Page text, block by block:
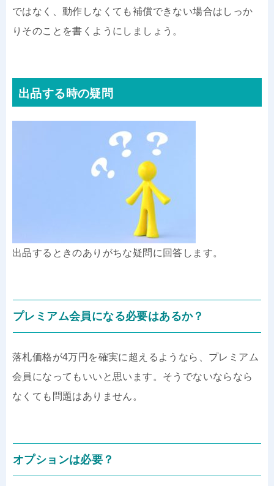
ではなく、動作しなくても補償できない場合はしっか
りそのことを書くようにしましょう。
出品する時の疑問
出品するときのありがちな疑問に回答します。
プレミアム会員になる必要はあるか？
落札価格が4万円を確実に超えるようなら、プレミアム
会員になってもいいと思います。そうでないならなら
なくても問題はありません。
オプションは必要？